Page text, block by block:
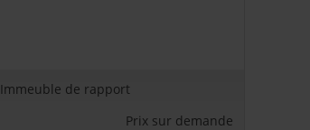
Immeuble de rapport
Prix sur demande